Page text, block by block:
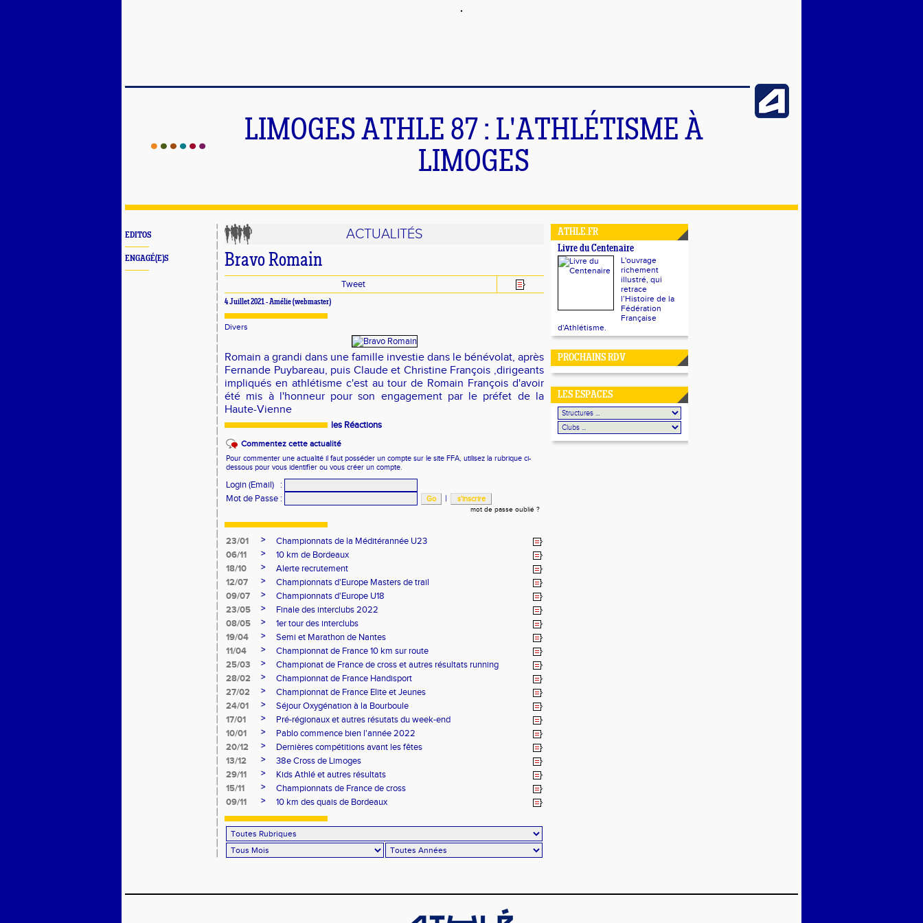
LIMOGES ATHLE 87 : L'ATHLÉTISME À
LIMOGES
EDITOS
ENGAGÉ(E)S
ACTUALITÉS
Bravo Romain
Tweet
4 Juillet 2021 -Amélie(webmaster)
Divers
Romain a grandi dans une famille investie dans le bénévolat, après
Fernande Puybareau, puis Claude et Christine François ,dirigeants
impliqués en athlétisme c'est au tour de Romain François d'avoir
été mis à l'honneur pour son engagement par le préfet de la
Haute-Vienne
les Réactions
Commentez cette actualité
Pour commenter une actualité il faut posséder un compte sur le site FFA, utilisez la rubrique ci-
dessous pour vous identifier ou vous créer un compte.
Login (Email)
:
Mot de Passe : |
mot de passe oublié ?
23/01 >
Championnats de la Méditérannée U23
06/11
>
10 km de Bordeaux
18/10
>
Alerte recrutement
12/07
>
Championnats d'Europe Masters de trail
09/07
>
Championnats d'Europe U18
23/05
>
Finale des interclubs 2022
08/05
>
1er tour des interclubs
19/04
>
Semi et Marathon de Nantes
11/04
>
Championnat de France 10 km sur route
25/03
>
Championat de France de cross et autres résultats running
28/02
>
Championnat de France Handisport
27/02
>
Championnat de France Elite et Jeunes
24/01
>
Séjour Oxygénation à la Bourboule
17/01
>
Pré-régionaux et autres résutats du week-end
10/01
>
Pablo commence bien l'année 2022
20/12
>
Dernières compétitions avant les fêtes
13/12
>
38e Cross de Limoges
29/11
>
Kids Athlé et autres résultats
15/11
>
Championnats de France de cross
09/11
> 10 km des quais de Bordeaux
ATHLE.FR
Livre du Centenaire
L'ouvrage
richement
illustré, qui
retrace
l’Histoire de la
Fédération
Française
d'Athlétisme.
PROCHAINS RDV
LES ESPACES